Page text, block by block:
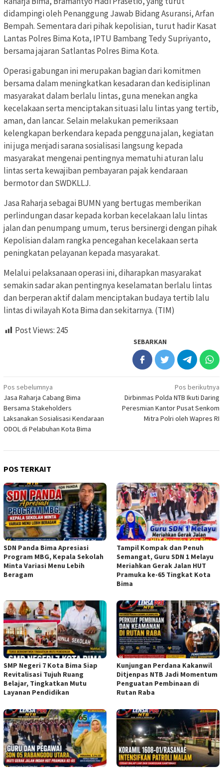
didampingi oleh Penanggung Jawab Bidang Asuransi, Arfan
Bempah. Sementara dari pihak kepolisian, turut hadir Kasat
Lantas Polres Bima Kota, IPTU Bambang Tedy Supriyanto,
bersama jajaran Satlantas Polres Bima Kota.
Operasi gabungan ini merupakan bagian dari komitmen
bersama dalam meningkatkan kesadaran dan kedisiplinan
masyarakat dalam berlalu lintas, guna menekan angka
kecelakaan serta menciptakan situasi lalu lintas yang tertib,
aman, dan lancar. Selain melakukan pemeriksaan
kelengkapan berkendara kepada pengguna jalan, kegiatan
ini juga menjadi sarana sosialisasi langsung kepada
masyarakat mengenai pentingnya mematuhi aturan lalu
lintas serta kewajiban pembayaran pajak kendaraan
bermotor dan SWDKLLJ.
Jasa Raharja sebagai BUMN yang bertugas memberikan
perlindungan dasar kepada korban kecelakaan lalu lintas
jalan dan penumpang umum, terus bersinergi dengan pihak
Kepolisian dalam rangka pencegahan kecelakaan serta
peningkatan pelayanan kepada masyarakat.
Melalui pelaksanaan operasi ini, diharapkan masyarakat
semakin sadar akan pentingnya keselamatan berlalu lintas
dan berperan aktif dalam menciptakan budaya tertib lalu
lintas di wilayah Kota Bima dan sekitarnya. (TIM)
Post Views: 245
SEBARKAN
Navigasi
pos
Pos sebelumnya
Jasa Raharja Cabang Bima
Bersama Stakeholders
Laksanakan Sosialisasi Kendaraan
ODOL di Pelabuhan Kota Bima
Pos berikutnya
Dirbinmas Polda NTB Ikuti Daring
Peresmian Kantor Pusat Senkom
Mitra Polri oleh Wapres RI
POS TERKAIT
SDN Panda Bima Apresiasi
Program MBG, Kepala Sekolah
Minta Variasi Menu Lebih
Beragam
Tampil Kompak dan Penuh
Semangat, Guru SDN 1 Melayu
Meriahkan Gerak Jalan HUT
Pramuka ke-65 Tingkat Kota
Bima
SMP Negeri 7 Kota Bima Siap
Revitalisasi Tujuh Ruang
Belajar, Tingkatkan Mutu
Layanan Pendidikan
Kunjungan Perdana Kakanwil
Ditjenpas NTB Jadi Momentum
Penguatan Pembinaan di
Rutan Raba